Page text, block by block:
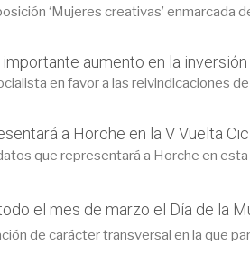
‘Mujeres creativas’ enmarcada
aumento en la inversión
en favor a las reivindicaciones
a Horche en la V Vuelta
que representará a Horche en
el mes de marzo el Día de la
de carácter transversal en la que